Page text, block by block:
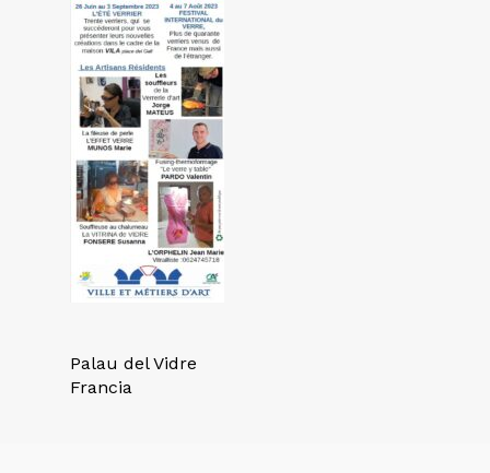
Palau del Vidre
Francia